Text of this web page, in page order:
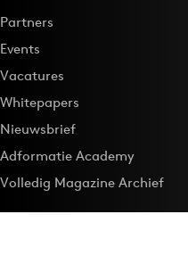
Partners
Events
Vacatures
Whitepapers
Nieuwsbrief
Adformatie Academy
Volledig Magazine Archief